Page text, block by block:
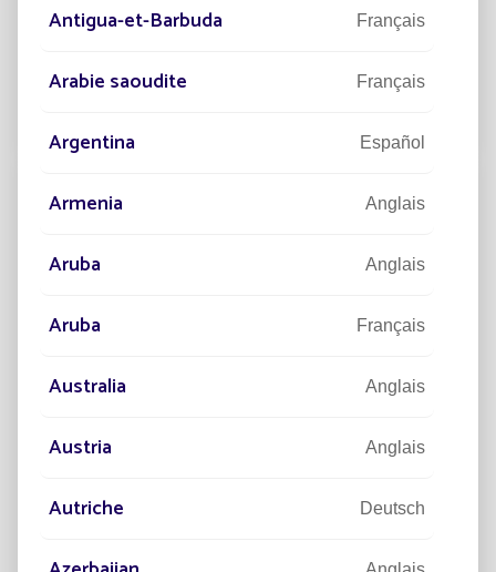
L'innovation et le développement technologique sont
connectées, sont à la recherche permane
solaire ?
Dans un monde où les enjeux environnementaux et
Antigua-et-Barbuda Français
Arabie saoudite Français
Argentina Español
Armenia Anglais
Aruba Anglais
Aruba Français
Australia Anglais
Austria Anglais
Autriche Deutsch